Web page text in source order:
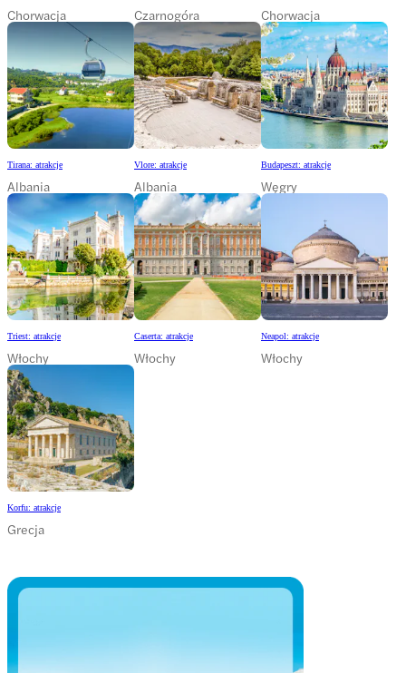
Chorwacja Czarnogóra Chorwacja
Tirana: atrakcje
Albania
Vlore: atrakcje
Albania
Budapeszt: atrakcje
Węgry
Triest: atrakcje
Włochy
Caserta: atrakcje
Włochy
Neapol: atrakcje
Włochy
Korfu: atrakcje
Grecja